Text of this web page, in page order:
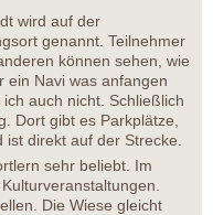
wird auf der
genannt. Teilnehmer
können sehen, wie
ein Navi was anfangen
auch nicht. Schließlich
Dort gibt es Parkplätze,
direkt auf der Strecke.
sehr beliebt. Im
Die Wiese gleicht